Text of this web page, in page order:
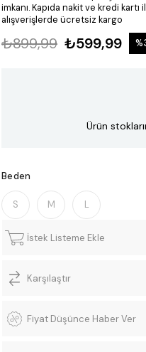
imkanı.Kapıda nakit ve kredi kartı
alışverişlerde ücretsiz kargo
₺899,99 ₺599,99 %
Ürün
Beden
S M L
İstek Listeme Ekle
Karşılaştır
Fiyat Düşünce Haber Ver